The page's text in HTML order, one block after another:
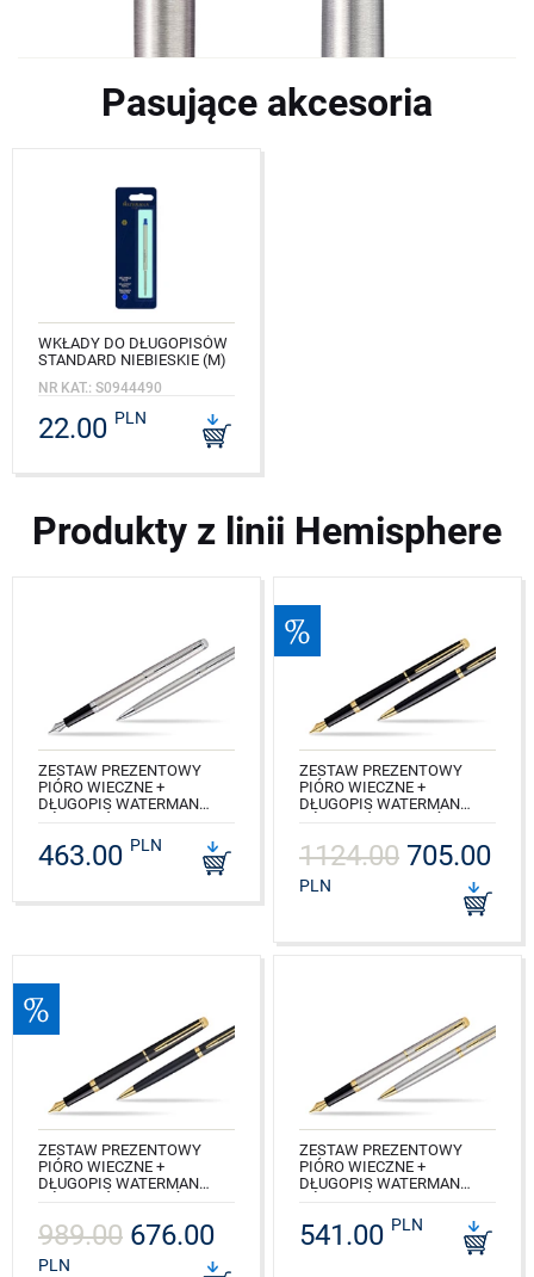
Pasujące akcesoria
WKŁADY DO DŁUGOPISÓW
STANDARD NIEBIESKIE (M)
NR KAT.: S0944490
22.00 PLN
Produkty z linii Hemisphere
ZESTAW PREZENTOWY
PIÓRO WIECZNE +
DŁUGOPIS WATERMAN
NR KAT.: S0920410_S0920470
463.00 PLN
ZESTAW PREZENTOWY
PIÓRO WIECZNE +
DŁUGOPIS WATERMAN
NR KAT.: S0920610_S0920670
1124.00 705.00
PLN
ZESTAW PREZENTOWY
PIÓRO WIECZNE +
DŁUGOPIS WATERMAN
NR KAT.: S0920710_S0920770
989.00 676.00
PLN
ZESTAW PREZENTOWY
PIÓRO WIECZNE +
DŁUGOPIS WATERMAN
NR KAT.: S0920310_S0920370
541.00 PLN